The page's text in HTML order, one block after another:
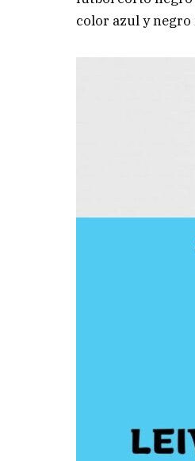
color azul y negro